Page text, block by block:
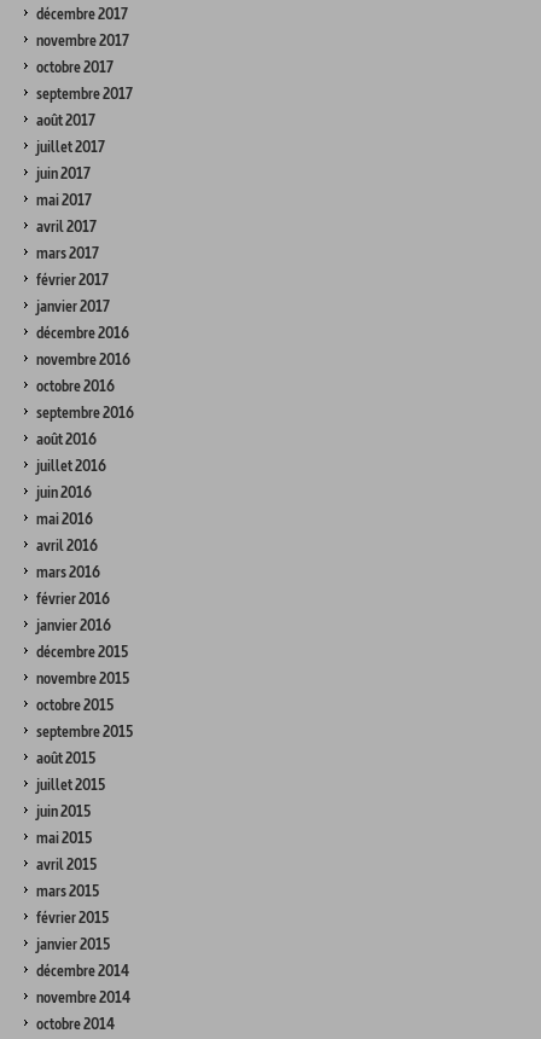
décembre 2017
novembre 2017
octobre 2017
septembre 2017
août 2017
juillet 2017
juin 2017
mai 2017
avril 2017
mars 2017
février 2017
janvier 2017
décembre 2016
novembre 2016
octobre 2016
septembre 2016
août 2016
juillet 2016
juin 2016
mai 2016
avril 2016
mars 2016
février 2016
janvier 2016
décembre 2015
novembre 2015
octobre 2015
septembre 2015
août 2015
juillet 2015
juin 2015
mai 2015
avril 2015
mars 2015
février 2015
janvier 2015
décembre 2014
novembre 2014
octobre 2014